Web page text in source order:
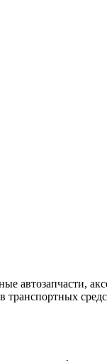
автозапчасти,
транспортных